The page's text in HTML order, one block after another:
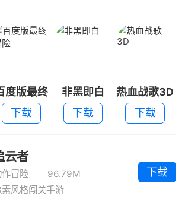
度版最终
冒险
下载
非黑即白
下载
热血战歌3D
下载
云者
作冒险
96.79M
风格闯关手游
下载